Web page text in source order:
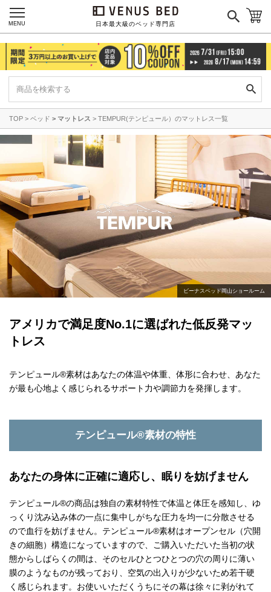
日本最大級のベッド専門店
MENU
TOP ベッド マットレス TEMPUR(テンピュール）のマットレス一覧
ビーナスベッド岡山ショールーム
アメリカで満足度No.1に選ばれた低反発マッ
トレス
テンピュール®素材はあなたの体温や体重、体形に合わせ、 あなた
が最も心地よく感じられるサポート力や調節力を発揮します。
テンピュール®素材の特性
あなたの身体に正確に適応し、眠りを妨げません
テンピュール®の商品は独自の素材特性で体温と体圧を感知し、ゆ
っくり沈み込み体の一点に集中しがちな圧力を均一に分散させる
ので血行を妨げません。テンピュール®素材はオープンセル（穴開
きの細胞）構造になっていますので、ご購入いただいた当初の状
態からしばらくの間は、そのセルひとつひとつの穴の周りに薄い
膜のようなものが残っており、空気の出入りが少ないため若干硬
く感じられます。お使いいただくうちにその幕は徐々に剥がれて